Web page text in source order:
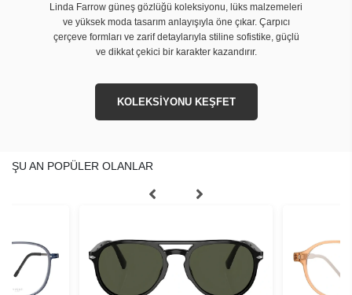
Linda Farrow güneş gözlüğü koleksiyonu, lüks malzemeleri
ve yüksek moda tasarım anlayışıyla öne çıkar. Çarpıcı
çerçeve formları ve zarif detaylarıyla stiline sofistike, güçlü
ve dikkat çekici bir karakter kazandırır.
KOLEKSİYONU KEŞFET
ŞU AN POPÜLER OLANLAR